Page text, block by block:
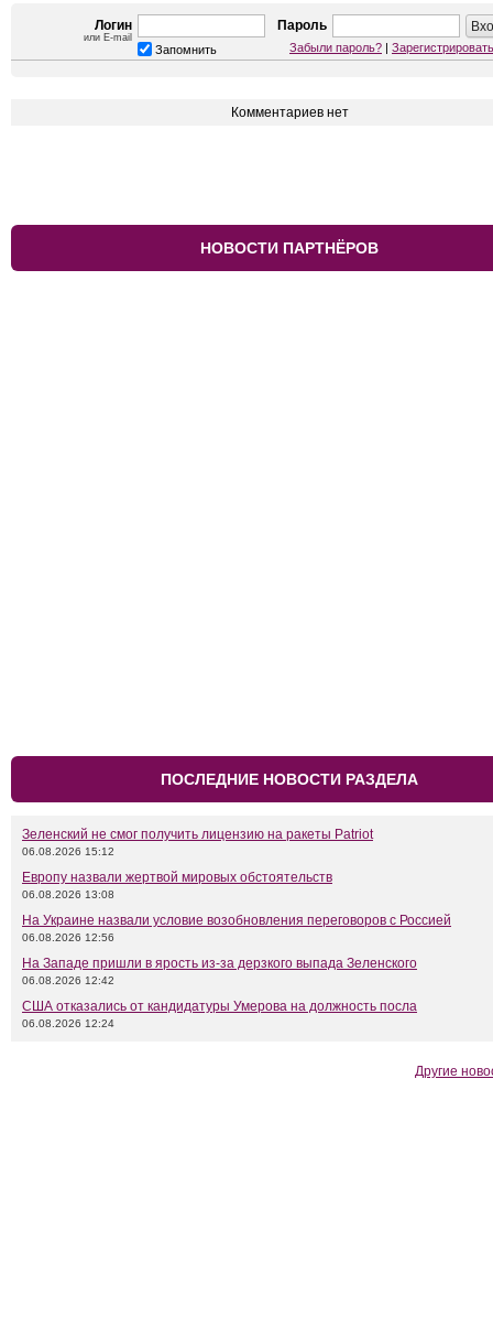
Логин
или E-mail
Пароль
Запомнить Забыли пароль? |
Комментариев нет
НОВОСТИ ПАРТНЁРОВ
ПОСЛЕДНИЕ НОВОСТИ РАЗДЕЛА
Зеленский не смог получить лицензию на ракеты Patriot
06.08.2026 15:12
Европу назвали жертвой мировых обстоятельств
06.08.2026 13:08
На Украине назвали условие возобновления переговоров с Россией
06.08.2026 12:56
На Западе пришли в ярость из-за дерзкого выпада Зеленского
06.08.2026 12:42
США отказались от кандидатуры Умерова на должность посла
06.08.2026 12:24
Другие